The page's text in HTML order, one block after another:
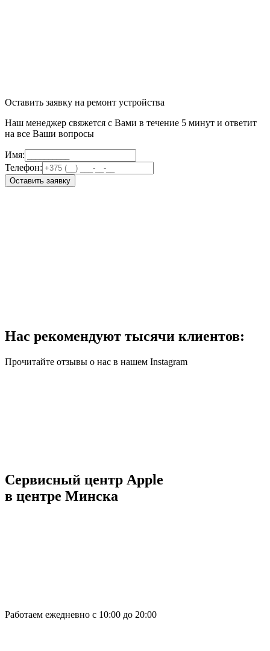
Оставить заявку на ремонт устройства
Наш менеджер свяжется с Вами в течение 5 минут и ответит
на все Ваши вопросы
Имя:
Телефон:
Оставить заявку
Нас рекомендуют тысячи клиентов:
Прочитайте отзывы о нас в нашем Instagram
Сервисный центр Apple
в центре Минска
Работаем ежедневно с 10:00 до 20:00